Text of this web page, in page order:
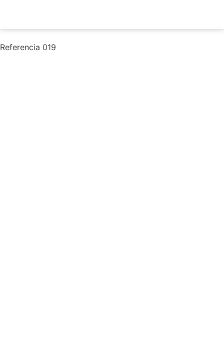
Referencia 019